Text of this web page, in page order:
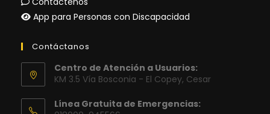
App para Personas con Discapacidad
Contáctanos
Centro de Atención a Usuarios:
KM 3.5 Vía Bosconia - El Copey, Cesar
Línea Gratuita de Emergencias: